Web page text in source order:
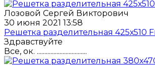
Лозовой Сергей Викторович
30 июня 2021 13:58
Решетка разделительная 425х510
Здравствуйте
Все, ок. .................................